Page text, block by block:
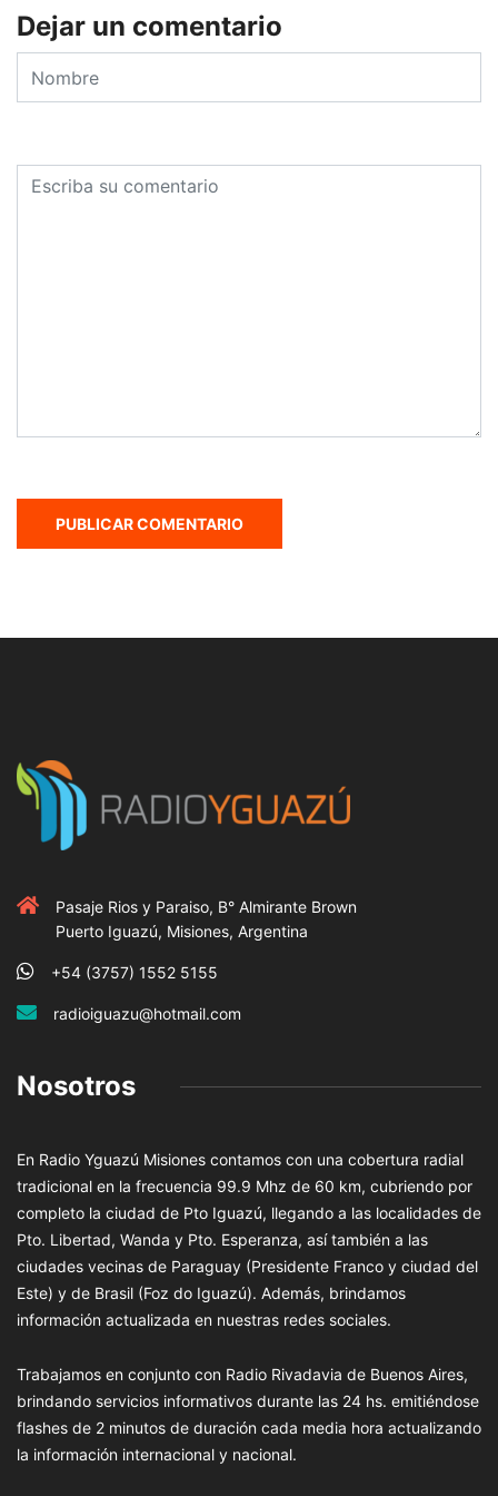
Dejar un comentario
Pasaje Rios y Paraiso, B° Almirante Brown
Puerto Iguazú, Misiones, Argentina
+54 (3757) 1552 5155
radioiguazu@hotmail.com
Nosotros
En Radio Yguazú Misiones contamos con una cobertura radial
tradicional en la frecuencia 99.9 Mhz de 60 km, cubriendo por
completo la ciudad de Pto Iguazú, llegando a las localidades de
Pto. Libertad, Wanda y Pto. Esperanza, así también a las
ciudades vecinas de Paraguay (Presidente Franco y ciudad del
Este) y de Brasil (Foz do Iguazú). Además, brindamos
información actualizada en nuestras redes sociales.
Trabajamos en conjunto con Radio Rivadavia de Buenos Aires,
brindando servicios informativos durante las 24 hs. emitiéndose
flashes de 2 minutos de duración cada media hora actualizando
la información internacional y nacional.